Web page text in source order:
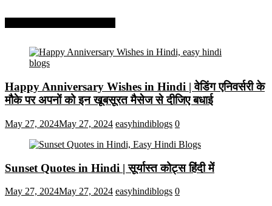
Happy Anniversary Wishes in Hindi | वेडिंग एनिवर्सरी के
मौके पर अपनों को इन खूबसूरत मैसेज से दीजिए बधाई
May 27, 2024May 27, 2024 easyhindiblogs 0
Sunset Quotes in Hindi | सूर्यास्त कोट्स हिंदी में
May 27, 2024May 27, 2024 easyhindiblogs 0